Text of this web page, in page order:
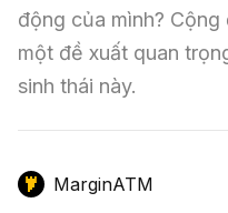
Kinh Nghiệm Đầu
Sàn Giao Dịch
Mô Hình Biểu Đồ
GameFi
Sign in
động của mình?
một đề xuất quan
sinh thái này.
MarginATM